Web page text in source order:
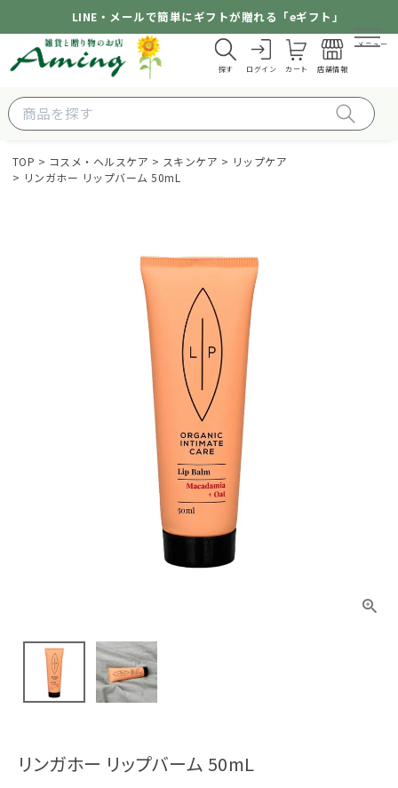
LINE・メールで簡単にギフトが贈れる「eギフト」
探す ログイン カート 店舗情報
メニュー
TOP コスメ・ヘルスケア スキンケア
リップケア
リンガホー リップバーム 50mL
リンガホー リップバーム 50mL